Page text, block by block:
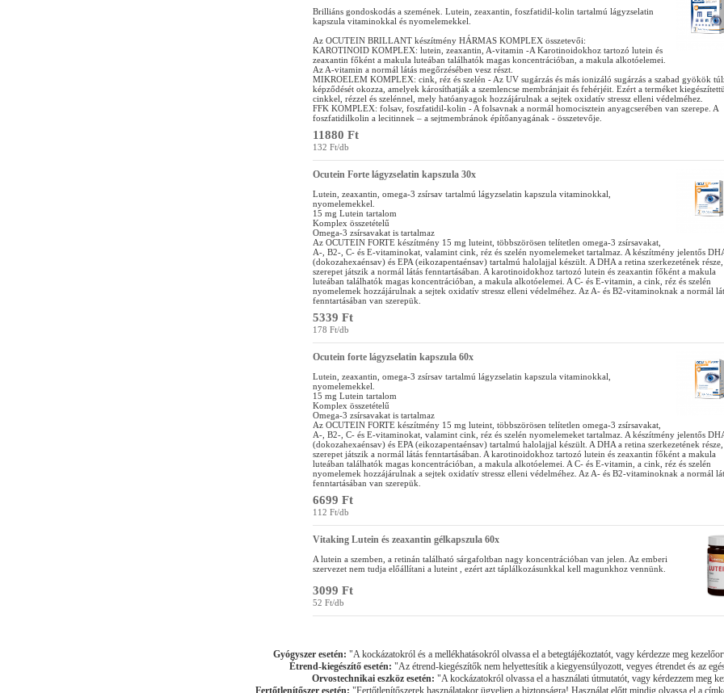
Brilliáns gondoskodás a szemének. Lutein, zeaxantin, foszfatidil-kolin tartalmú lágyzselatin
kapszula vitaminokkal és nyomelemekkel.
Az OCUTEIN BRILLANT készítmény HÁRMAS KOMPLEX összetevői:
KAROTINOID KOMPLEX: lutein, zeaxantin, A-vitamin -A Karotinoidokhoz tartozó lutein és
zeaxantin főként a makula luteában találhatók magas koncentrációban, a makula alkotóelemei.
Az A-vitamin a normál látás megőrzésében vesz részt.
MIKROELEM KOMPLEX: cink, réz és szelén - Az UV sugárzás és más ionizáló sugárzás a szabad gyökök
képződését okozza, amelyek károsíthatják a szemlencse membránjait és fehérjéit. Ezért a terméket
cinkkel, rézzel és szelénnel, mely hatóanyagok hozzájárulnak a sejtek oxidatív stressz elleni védelméhez.
FFK KOMPLEX: folsav, foszfatidil-kolin - A folsavnak a normál homocisztein anyagcserében van szerepe. A
foszfatidilkolin a lecitinnek – a sejtmembránok építőanyagának - összetevője.
11880 Ft
132 Ft/db
Ocutein Forte lágyzselatin kapszula 30x
Lutein, zeaxantin, omega-3 zsírsav tartalmú lágyzselatin kapszula vitaminokkal,
nyomelemekkel.
15 mg Lutein tartalom
Komplex összetételű
Omega-3 zsírsavakat is tartalmaz
Az OCUTEIN FORTE készítmény 15 mg luteint, többszörösen telítetlen omega-3 zsírsavakat,
A-, B2-, C- és E-vitaminokat, valamint cink, réz és szelén nyomelemeket tartalmaz. A készítmény jelentős
(dokozahexaénsav) és EPA (eikozapentaénsav) tartalmú halolajjal készült. A DHA a retina szerkezetének
szerepet játszik a normál látás fenntartásában. A karotinoidokhoz tartozó lutein és zeaxantin főként a makula
luteában találhatók magas koncentrációban, a makula alkotóelemei. A C- és E-vitamin, a cink, réz és szelén
nyomelemek hozzájárulnak a sejtek oxidatív stressz elleni védelméhez. Az A- és B2-vitaminoknak a normál
fenntartásában van szerepük.
5339 Ft
178 Ft/db
Ocutein forte lágyzselatin kapszula 60x
Lutein, zeaxantin, omega-3 zsírsav tartalmú lágyzselatin kapszula vitaminokkal,
nyomelemekkel.
15 mg Lutein tartalom
Komplex összetételű
Omega-3 zsírsavakat is tartalmaz
Az OCUTEIN FORTE készítmény 15 mg luteint, többszörösen telítetlen omega-3 zsírsavakat,
A-, B2-, C- és E-vitaminokat, valamint cink, réz és szelén nyomelemeket tartalmaz. A készítmény jelentős
(dokozahexaénsav) és EPA (eikozapentaénsav) tartalmú halolajjal készült. A DHA a retina szerkezetének
szerepet játszik a normál látás fenntartásában. A karotinoidokhoz tartozó lutein és zeaxantin főként a makula
luteában találhatók magas koncentrációban, a makula alkotóelemei. A C- és E-vitamin, a cink, réz és szelén
nyomelemek hozzájárulnak a sejtek oxidatív stressz elleni védelméhez. Az A- és B2-vitaminoknak a normál
fenntartásában van szerepük.
6699 Ft
112 Ft/db
Vitaking Lutein és zeaxantin gélkapszula 60x
A lutein a szemben, a retinán található sárgafoltban nagy koncentrációban van jelen. Az emberi
szervezet nem tudja előállítani a luteint , ezért azt táplálkozásunkkal kell magunkhoz vennünk.
3099 Ft
52 Ft/db
Gyógyszer esetén: "A kockázatokról és a mellékhatásokról olvassa el a betegtájékoztatót, vagy kérdezze meg
Étrend-kiegészítő esetén: "Az étrend-kiegészítők nem helyettesítik a kiegyensúlyozott, vegyes étrendet és az
Orvostechnikai eszköz esetén: "A kockázatokról olvassa el a használati útmutatót, vagy kérdezzem meg
Fertőtlenítőszer esetén: "Fertőtlenítőszerek használatakor ügyeljen a biztonságra! Használat előtt mindig olvassa el a